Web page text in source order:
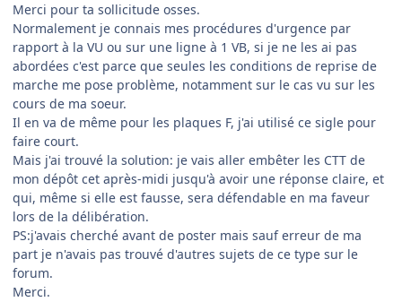
Merci pour ta sollicitude osses.
Normalement je connais mes procédures d'urgence par
rapport à la VU ou sur une ligne à 1 VB, si je ne les ai pas
abordées c'est parce que seules les conditions de reprise de
marche me pose problème, notamment sur le cas vu sur les
cours de ma soeur.
Il en va de même pour les plaques F, j'ai utilisé ce sigle pour
faire court.
Mais j'ai trouvé la solution: je vais aller embêter les CTT de
mon dépôt cet après-midi jusqu'à avoir une réponse claire, et
qui, même si elle est fausse, sera défendable en ma faveur
lors de la délibération.
PS:j'avais cherché avant de poster mais sauf erreur de ma
part je n'avais pas trouvé d'autres sujets de ce type sur le
forum.
Merci.